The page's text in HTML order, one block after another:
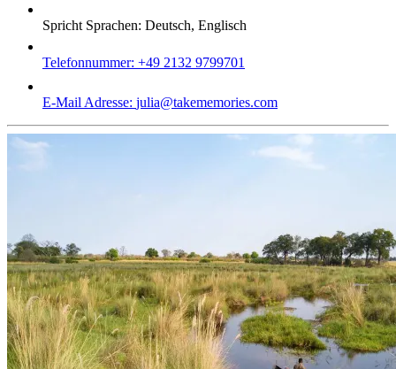
Spricht Sprachen: Deutsch, Englisch
Telefonnummer: +49 2132 9799701
E-Mail Adresse: julia@takememories.com